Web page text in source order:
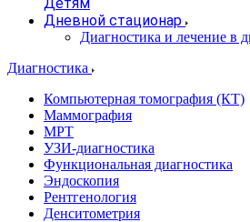
Дневной стационар
Диагностика и лечение в
Диагностика
Компьютерная томография (КТ)
Маммография
МРТ
УЗИ-диагностика
Функциональная диагностика
Эндоскопия
Рентгенология
Денситометрия